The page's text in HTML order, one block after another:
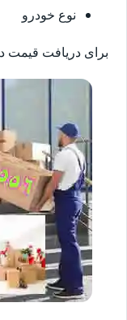
نوع خودرو
برای دریافت قیمت